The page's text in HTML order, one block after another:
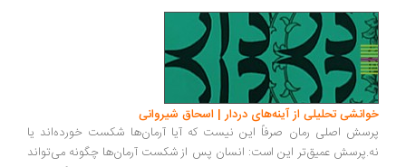
خوانشی تحلیلی از آینه‌های دردار | اسحاق شیروانی
پرسش اصلی رمان صرفاً این نیست که آیا آرمان‌ها شکست خورده‌اند یا
نه.پرسش عمیق‌تر این است: انسان پس از شکست آرمان‌ها چگونه می‌تواند